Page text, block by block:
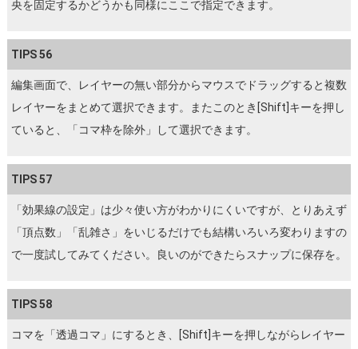
央を固定するかどうかも同様にここで指定できます。
TIPS 56
編集画面で、レイヤーの無い部分からマウスでドラッグすると複数
レイヤーをまとめて選択できます。またこのとき[Shift]キーを押し
ていると、「コマ枠を除外」して選択できます。
TIPS 57
「効果線の設定」は少々使い方がわかりにくいですが、とりあえず
「頂点数」「乱雑さ」をいじるだけでも結構いろいろ変わりますの
で一度試してみてください。良いのができたらスナップに保存を。
TIPS 58
コマを「透過コマ」にするとき、[Shift]キーを押しながらレイヤー